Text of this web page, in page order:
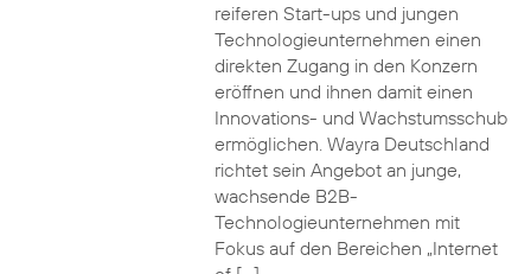
reiferen Start-ups und jungen
Technologieunternehmen einen
direkten Zugang in den Konzern
eröffnen und ihnen damit einen
Innovations- und Wachstumsschub
ermöglichen. Wayra Deutschland
richtet sein Angebot an junge,
wachsende B2B-
Technologieunternehmen mit
Fokus auf den Bereichen „Internet